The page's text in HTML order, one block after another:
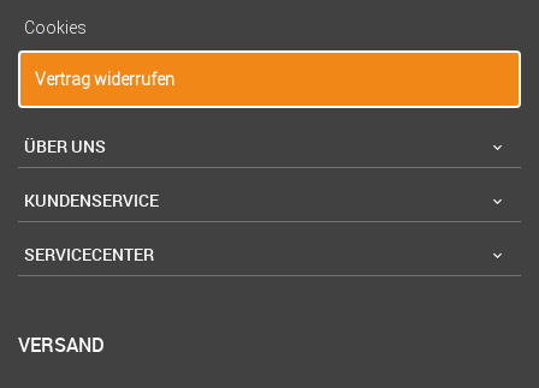
Cookies
Vertrag widerrufen
ÜBER UNS
KUNDENSERVICE
SERVICECENTER
VERSAND